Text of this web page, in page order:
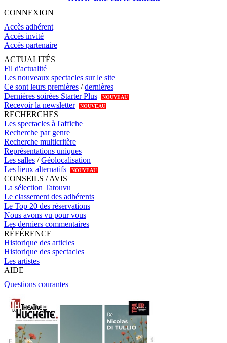
CONNEXION
Accès adhérent
Accès invité
Accès partenaire
ACTUALITÉS
Fil d'actualité
Les nouveaux spectacles sur le site
Ce sont leurs premières /dernières
Dernières soirées Starter Plus
NOUVEAU
Recevoir la newsletter NOUVEAU
RECHERCHES
Les spectacles à l'affiche
Recherche par genre
Recherche multicritère
Représentations uniques
Les salles /Géolocalisation
Les lieux alternatifs
NOUVEAU
CONSEILS / AVIS
La sélection Tatouvu
Le classement des adhérents
Le Top 20 des réservations
Nous avons vu pour vous
Les derniers commentaires
RÉFÉRENCE
Historique des articles
Historique des spectacles
Les artistes
AIDE
Questions courantes